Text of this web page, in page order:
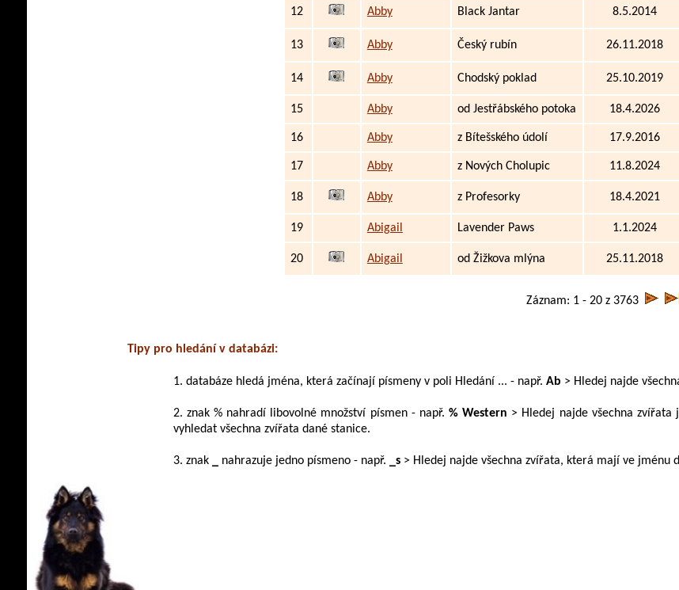
12 Abby Black Jantar 8.5.2014
13 Abby Český rubín 26.11.2018
14 Abby Chodský poklad 25.10.2019
15 Abby od Jestřábského potoka 18.4.2026
16 Abby z Bítešského údolí 17.9.2016
17 Abby z Nových Cholupic 11.8.2024
18 Abby z Profesorky 18.4.2021
19 Abigail Lavender Paws 1.1.2024
20 Abigail od Žižkova mlýna 25.11.2018
Záznam: 1 - 20 z 3763
Tipy pro hledání v databázi:
1. databáze hledá jména, která začínají písmeny v poli Hledání ... - např. Ab > Hledej najde
2. znak % nahradí libovolné množství písmen - např. % Western > Hledej najde všechna zvířata
vyhledat všechna zvířata dané stanice.
3. znak nahrazuje jedno písmeno - např. _s> Hledej najde všechna zvířata, která mají ve jménu